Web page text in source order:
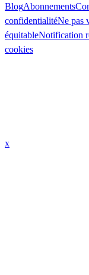
BlogAbonnements
confidentialitéNe pas
équitableNotification
cookies
x